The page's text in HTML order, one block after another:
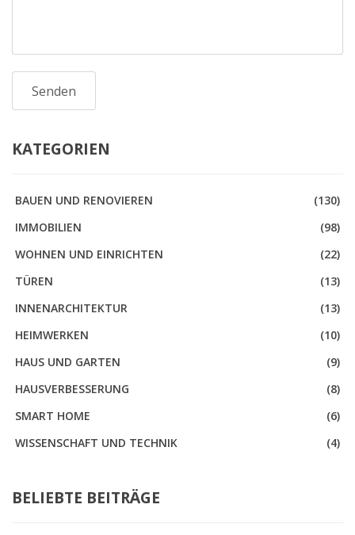
KATEGORIEN
BAUEN UND RENOVIEREN
(130)
IMMOBILIEN
(98)
WOHNEN UND EINRICHTEN
(22)
TÜREN
(13)
INNENARCHITEKTUR
(13)
HEIMWERKEN
(10)
HAUS UND GARTEN
(9)
HAUSVERBESSERUNG
(8)
SMART HOME
(6)
WISSENSCHAFT UND TECHNIK
(4)
BELIEBTE BEITRÄGE